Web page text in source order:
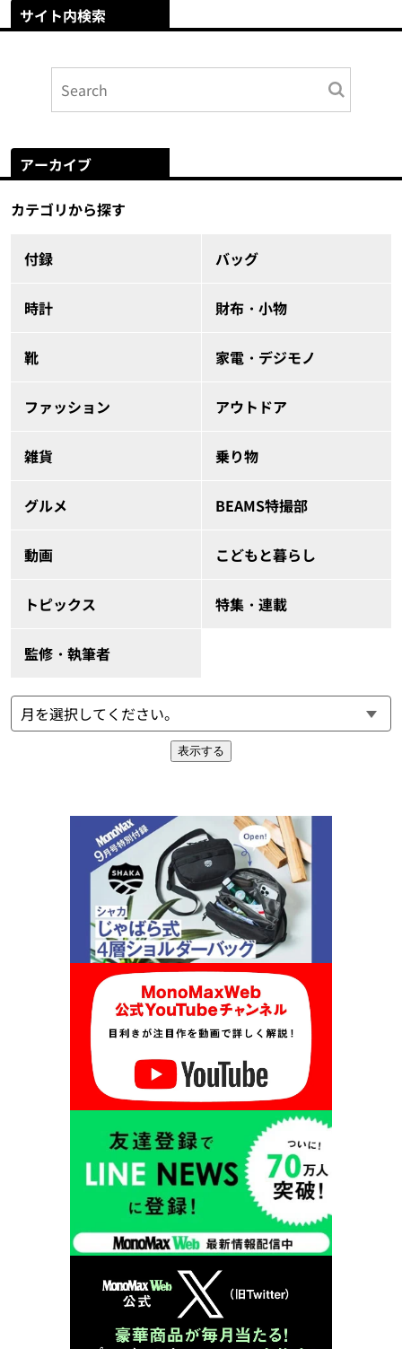
サイト内検索
アーカイブ
カテゴリから探す
付録 バッグ
時計 財布・小物
靴 家電・デジモノ
ファッション アウトドア
雑貨 乗り物
グルメ BEAMS特撮部
動画 こどもと暮らし
トピックス 特集・連載
監修・執筆者
表示する